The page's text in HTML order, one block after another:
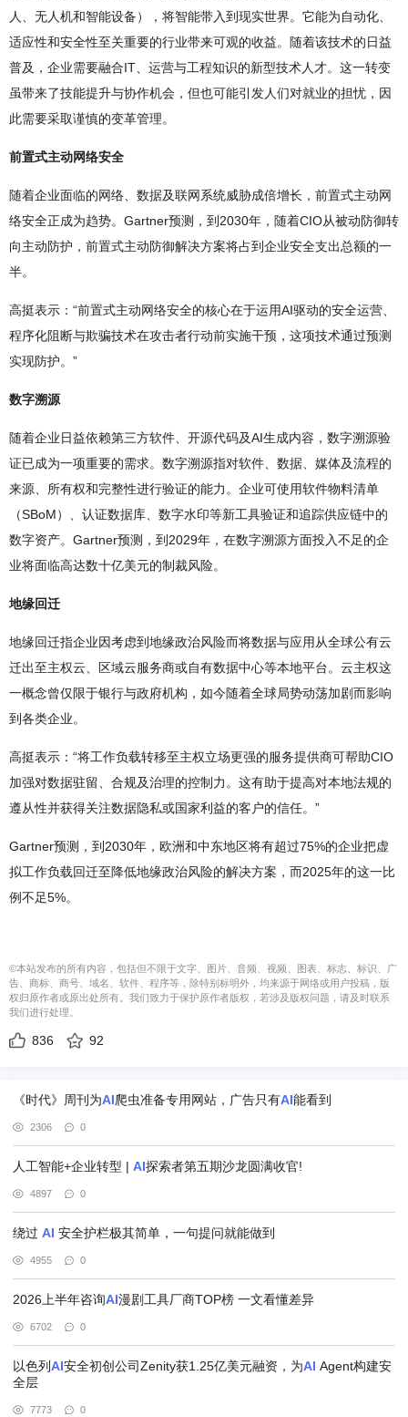
人、无人机和智能设备），将智能带入到现实世界。它能为自动化、
适应性和安全性至关重要的行业带来可观的收益。随着该技术的日益
普及，企业需要融合IT、运营与工程知识的新型技术人才。这一转变
虽带来了技能提升与协作机会，但也可能引发人们对就业的担忧，因
此需要采取谨慎的变革管理。
前置式主动网络安全
随着企业面临的网络、数据及联网系统威胁成倍增长，前置式主动网
络安全正成为趋势。Gartner预测，到2030年，随着CIO从被动防御转
向主动防护，前置式主动防御解决方案将占到企业安全支出总额的一
半。
高挺表示：“前置式主动网络安全的核心在于运用AI驱动的安全运营、
程序化阻断与欺骗技术在攻击者行动前实施干预，这项技术通过预测
实现防护。”
数字溯源
随着企业日益依赖第三方软件、开源代码及AI生成内容，数字溯源验
证已成为一项重要的需求。数字溯源指对软件、数据、媒体及流程的
来源、所有权和完整性进行验证的能力。企业可使用软件物料清单
（SBoM）、认证数据库、数字水印等新工具验证和追踪供应链中的
数字资产。Gartner预测，到2029年，在数字溯源方面投入不足的企
业将面临高达数十亿美元的制裁风险。
地缘回迁
地缘回迁指企业因考虑到地缘政治风险而将数据与应用从全球公有云
迁出至主权云、区域云服务商或自有数据中心等本地平台。云主权这
一概念曾仅限于银行与政府机构，如今随着全球局势动荡加剧而影响
到各类企业。
高挺表示：“将工作负载转移至主权立场更强的服务提供商可帮助CIO
加强对数据驻留、合规及治理的控制力。这有助于提高对本地法规的
遵从性并获得关注数据隐私或国家利益的客户的信任。”
Gartner预测，到2030年，欧洲和中东地区将有超过75%的企业把虚
拟工作负载回迁至降低地缘政治风险的解决方案，而2025年的这一比
例不足5%。
©本站发布的所有内容，包括但不限于文字、图片、音频、视频、图表、标志、标识、广
告、商标、商号、域名、软件、程序等，除特别标明外，均来源于网络或用户投稿，版
权归原作者或原出处所有。我们致力于保护原作者版权，若涉及版权问题，请及时联系
我们进行处理。
836 92
《时代》周刊为AI爬虫准备专用网站，广告只有AI能看到
2306 0
人工智能+企业转型 | AI探索者第五期沙龙圆满收官!
4897 0
绕过 AI 安全护栏极其简单，一句提问就能做到
4955 0
2026上半年咨询AI漫剧工具厂商TOP榜 一文看懂差异
6702 0
以色列AI安全初创公司Zenity获1.25亿美元融资，为AI Agent构建安
全层
7773 0